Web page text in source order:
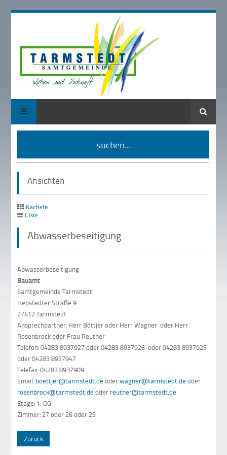
Suche
suchen...
Ansichten
Kacheln
Liste
Abwasserbeseitigung
Abwasserbeseitigung
Bauamt
Samtgemeinde Tarmstedt
Hepstedter Straße 9
27412 Tarmstedt
Ansprechpartner: Herr Böttjer oder Herr Wagner oder Herr
Rosenbrock oder Frau Reuther
Telefon: 04283 8937927 oder 04283 8937926 oder 04283 8937925
oder 04283 8937947
Telefax: 04283 8937909
Email: boettjer@tarmstedt.deoderwagner@tarmstedt.de oder
rosenbrock@tarmstedt.de oder reuther@tarmstedt.de
Etage: 1. OG
Zimmer: 27 oder 26 oder 25
Zurück